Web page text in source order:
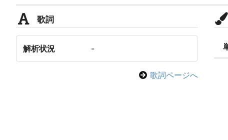
歌詞
解析状況 -
歌詞ページへ